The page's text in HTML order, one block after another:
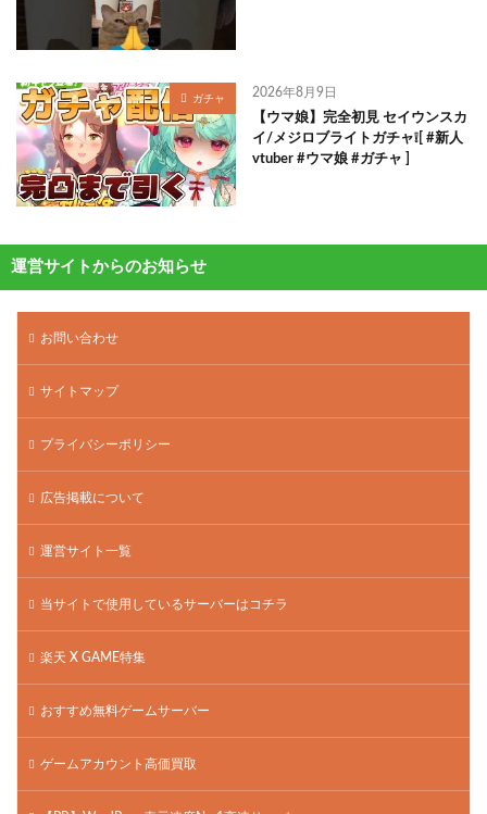
ガチャ 2026年8月9日
【ウマ娘】完全初見 セイウンスカ
イ/メジロブライトガチャ❕[ #新人
vtuber #ウマ娘 #ガチャ ]
運営サイトからのお知らせ
お問い合わせ
サイトマップ
プライバシーポリシー
広告掲載について
運営サイト一覧
当サイトで使用しているサーバーはコチラ
楽天 X GAME特集
おすすめ無料ゲームサーバー
ゲームアカウント高価買取